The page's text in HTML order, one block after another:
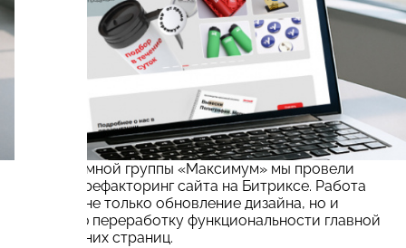
Для рекламной группы «Максимум» мы провели
глубокий рефакторинг сайта на Битриксе. Работа
включала не только обновление дизайна, но и
серьёзную переработку функциональности главной
и внутренних страниц.